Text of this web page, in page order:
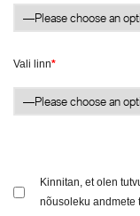
Vali linn*
Kinnitan, et olen
nõusoleku andmete